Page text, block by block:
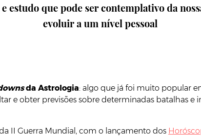
estudo que pode ser contemplativo da
evoluir a um nível pessoal
da Astrologia: algo que já foi muito popular
e obter previsões sobre determinadas batalhas
II Guerra Mundial, com o lançamento dos